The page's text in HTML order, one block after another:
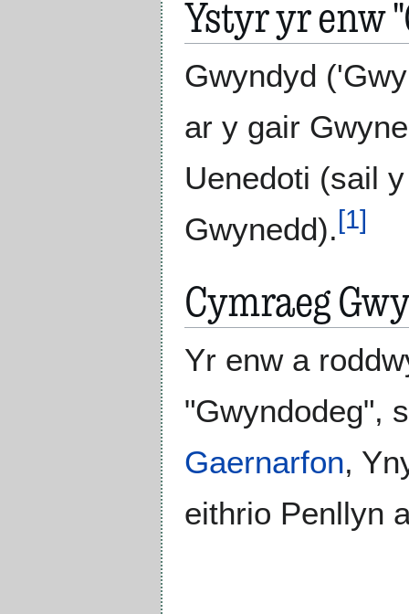
Ystyr yr enw
Gwyndyd
ar y gair
Uenedoti (sail
Gwynedd).[1]
Cymraeg
Yr enw a
"Gwyndodeg",
Gaernarfon,
eithrio Penllyn